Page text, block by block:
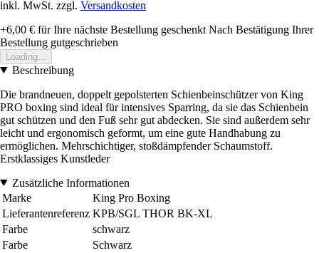
inkl. MwSt. zzgl. Versandkosten
+6,00 € für Ihre nächste Bestellung geschenkt Nach Bestätigung Ihrer
Bestellung gutgeschrieben
Loading...
Beschreibung
Die brandneuen, doppelt gepolsterten Schienbeinschützer von King
PRO boxing sind ideal für intensives Sparring, da sie das Schienbein
gut schützen und den Fuß sehr gut abdecken. Sie sind außerdem sehr
leicht und ergonomisch geformt, um eine gute Handhabung zu
ermöglichen. Mehrschichtiger, stoßdämpfender Schaumstoff.
Erstklassiges Kunstleder
Zusätzliche Informationen
Marke
King Pro Boxing
Lieferantenreferenz KPB/SGL THOR BK-XL
Farbe
schwarz
Farbe
Schwarz